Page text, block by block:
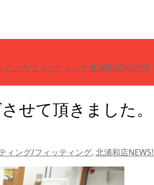
ング/フィッティング北浦和店NEWS!!
せて頂きました。
ィング/フィッティング, 北浦和店